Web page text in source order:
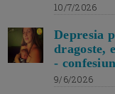
10/7/2026
Depresia
dragoste,
-
9/6/2026